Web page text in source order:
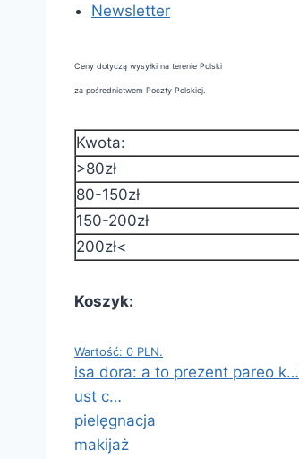
Newsletter
Ceny dotyczą wysyłki na terenie Polski
za pośrednictwem Poczty Polskiej.
Kwota:
>80zł
80-150zł
150-200zł
200zł<
Koszyk:
Wartość: 0 PLN.
isa dora: a to prezent pareo k…
ust c…
pielęgnacja
makijaż